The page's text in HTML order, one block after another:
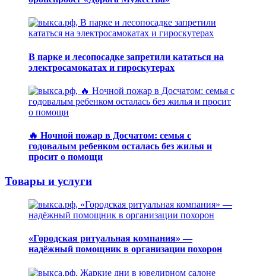
В парке и лесопосадке запретили кататься на
электросамокатах и гироскутерах
🔥 Ночной пожар в Досчатом: семья с
годовалым ребенком осталась без жилья и
просит о помощи
Товары и услуги
«Городская ритуальная компания» —
надёжный помощник в организации похорон